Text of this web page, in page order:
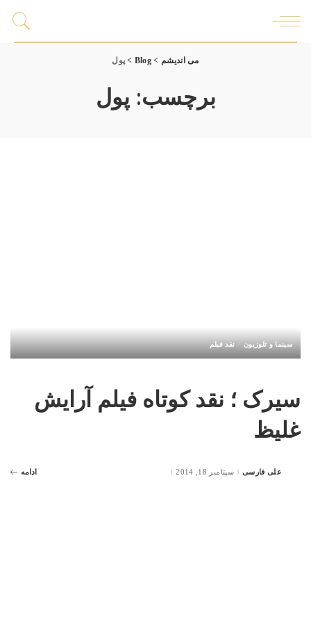
می اندیشم >
Blog
> پول
برچسب: پول
سینما و تلوزیون نقد فیلم
سیرک ؛ نقد کوتاه فیلم آرایش
غلیظ
Postedعلی فارسی سپتامبر 18, 2014 ادامه